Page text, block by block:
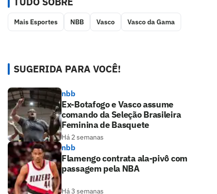
Mais Esportes NBB Vasco Vasco da Gama
SUGERIDA PARA VOCÊ!
nbb
Ex-Botafogo e Vasco assume
comando da Seleção Brasileira
Feminina de Basquete
Há 2 semanas
nbb
Flamengo contrata ala-pivô com
passagem pela NBA
Há 3 semanas